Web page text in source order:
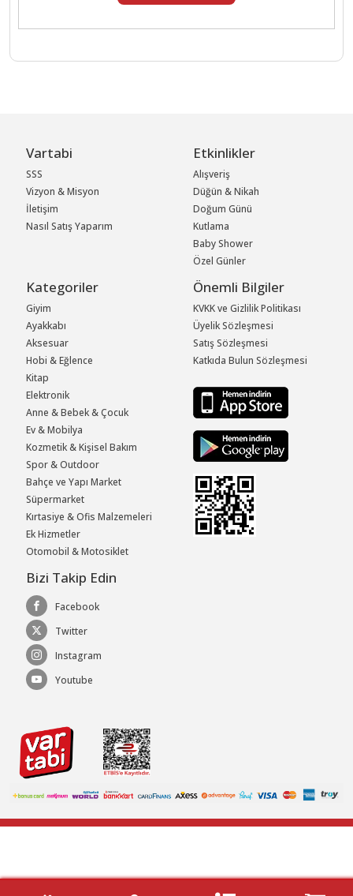
Vartabi
SSS
Vizyon & Misyon
İletişim
Nasıl Satış Yaparım
Etkinlikler
Alışveriş
Düğün & Nikah
Doğum Günü
Kutlama
Baby Shower
Özel Günler
Kategoriler
Giyim
Ayakkabı
Aksesuar
Hobi & Eğlence
Kitap
Elektronik
Anne & Bebek & Çocuk
Ev & Mobilya
Kozmetik & Kişisel Bakım
Spor & Outdoor
Bahçe ve Yapı Market
Süpermarket
Kırtasiye & Ofis Malzemeleri
Ek Hizmetler
Otomobil & Motosiklet
Önemli Bilgiler
KVKK ve Gizlilik Politikası
Üyelik Sözleşmesi
Satış Sözleşmesi
Katkıda Bulun Sözleşmesi
Bizi Takip Edin
Facebook
Twitter
Instagram
Youtube